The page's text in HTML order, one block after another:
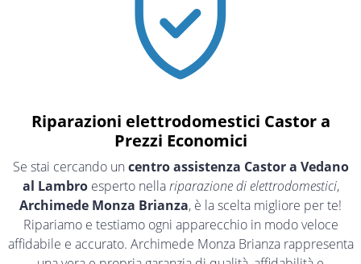
Riparazioni elettrodomestici Castor a
Prezzi Economici
Se stai cercando un centro assistenza Castor a Vedano
al Lambroesperto nellariparazione di elettrodomestici,
Archimede Monza Brianza, è la scelta migliore per te!
Ripariamo e testiamo ogni apparecchio in modo veloce
affidabile e accurato. Archimede Monza Brianza rappresenta